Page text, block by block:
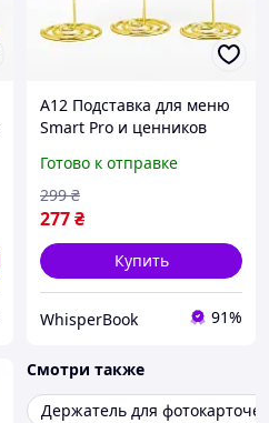
A12 Подставка для меню
Smart Pro и ценников
держатели для карточек
банкетов свадеб MAX14
Готово к отправке
277₴
299 ₴
Купить
WhisperBook 91%
Смотри также
Держатель для фотокарточек